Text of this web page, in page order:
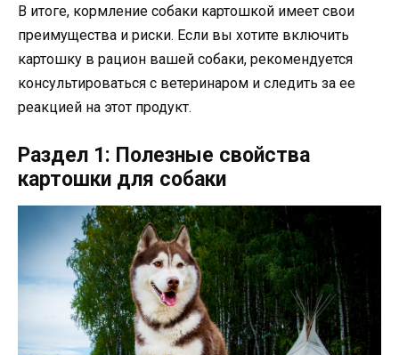
В итоге, кормление собаки картошкой имеет свои
преимущества и риски. Если вы хотите включить
картошку в рацион вашей собаки, рекомендуется
консультироваться с ветеринаром и следить за ее
реакцией на этот продукт.
Раздел 1: Полезные свойства
картошки для собаки